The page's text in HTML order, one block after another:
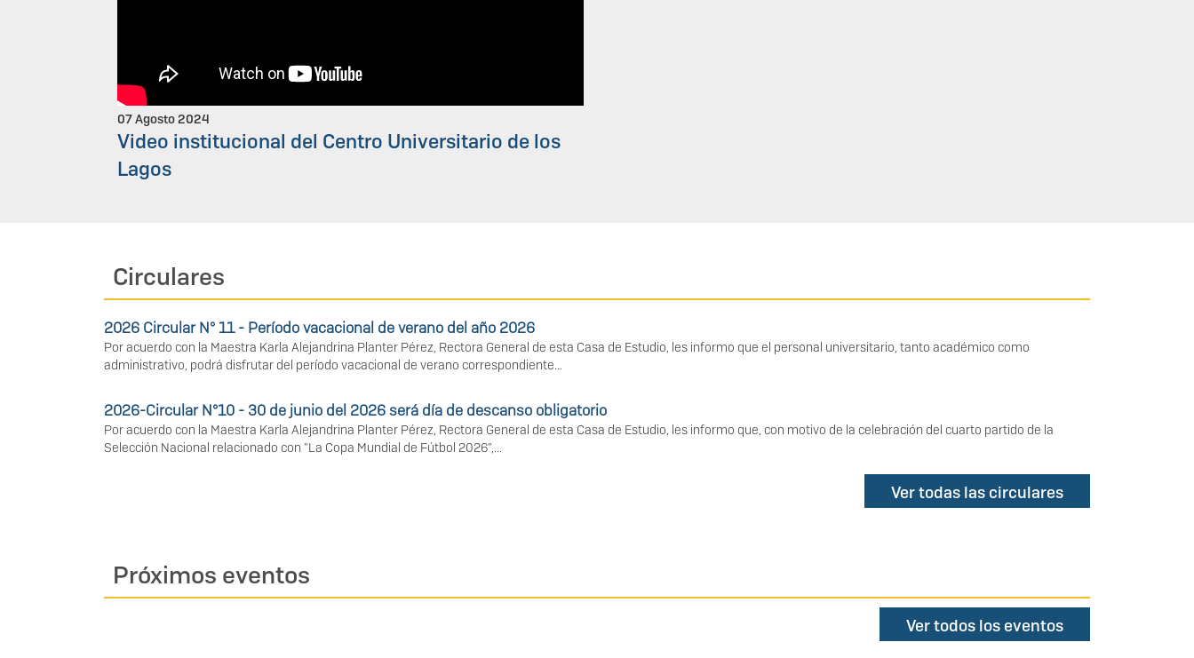
07 Agosto 2024
Video institucional del Centro Universitario de los
Lagos
Circulares
2026 Circular N° 11 - Período vacacional de verano del año 2026
Por acuerdo con la Maestra Karla Alejandrina Planter Pérez, Rectora General de esta Casa de Estudio, les informo que el personal universitario, tanto académico como
administrativo, podrá disfrutar del período vacacional de verano correspondiente...
2026-Circular N°10 - 30 de junio del 2026 será día de descanso obligatorio
Por acuerdo con la Maestra Karla Alejandrina Planter Pérez, Rectora General de esta Casa de Estudio, les informo que, con motivo de la celebración del cuarto partido de la
Selección Nacional relacionado con "La Copa Mundial de Fútbol 2026",...
Ver todas las circulares
Próximos eventos
Ver todos los eventos